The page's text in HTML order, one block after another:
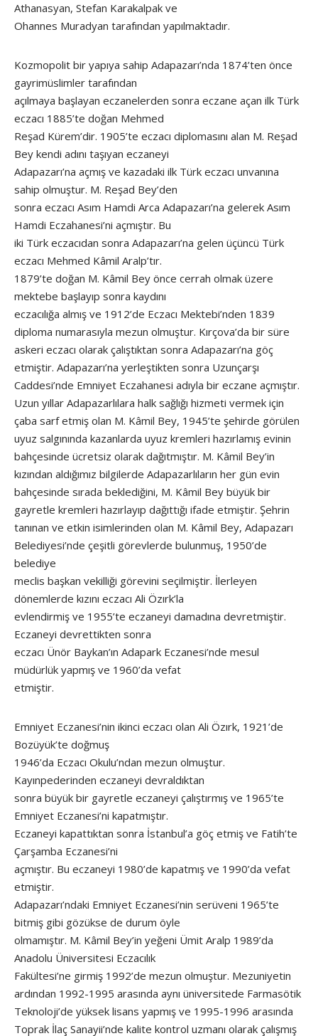
Athanasyan, Stefan Karakalpak ve
Ohannes Muradyan tarafından yapılmaktadır.
Kozmopolit bir yapıya sahip Adapazarı’nda 1874’ten önce
gayrimüslimler tarafından
açılmaya başlayan eczanelerden sonra eczane açan ilk Türk
eczacı 1885’te doğan Mehmed
Reşad Kürem’dir. 1905’te eczacı diplomasını alan M. Reşad
Bey kendi adını taşıyan eczaneyi
Adapazarı’na açmış ve kazadaki ilk Türk eczacı unvanına
sahip olmuştur. M. Reşad Bey’den
sonra eczacı Asım Hamdi Arca Adapazarı’na gelerek Asım
Hamdi Eczahanesi’ni açmıştır. Bu
iki Türk eczacıdan sonra Adapazarı’na gelen üçüncü Türk
eczacı Mehmed Kâmil Aralp’tır.
1879’te doğan M. Kâmil Bey önce cerrah olmak üzere
mektebe başlayıp sonra kaydını
eczacılığa almış ve 1912’de Eczacı Mektebi’nden 1839
diploma numarasıyla mezun olmuştur. Kırçova’da bir süre
askeri eczacı olarak çalıştıktan sonra Adapazarı’na göç
etmiştir. Adapazarı’na yerleştikten sonra Uzunçarşı
Caddesi’nde Emniyet Eczahanesi adıyla bir eczane açmıştır.
Uzun yıllar Adapazarlılara halk sağlığı hizmeti vermek için
çaba sarf etmiş olan M. Kâmil Bey, 1945’te şehirde görülen
uyuz salgınında kazanlarda uyuz kremleri hazırlamış evinin
bahçesinde ücretsiz olarak dağıtmıştır. M. Kâmil Bey’in
kızından aldığımız bilgilerde Adapazarlıların her gün evin
bahçesinde sırada beklediğini, M. Kâmil Bey büyük bir
gayretle kremleri hazırlayıp dağıttığı ifade etmiştir. Şehrin
tanınan ve etkin isimlerinden olan M. Kâmil Bey, Adapazarı
Belediyesi’nde çeşitli görevlerde bulunmuş, 1950’de
belediye
meclis başkan vekilliği görevini seçilmiştir. İlerleyen
dönemlerde kızını eczacı Ali Özırk’la
evlendirmiş ve 1955’te eczaneyi damadına devretmiştir.
Eczaneyi devrettikten sonra
eczacı Ünör Baykan’ın Adapark Eczanesi’nde mesul
müdürlük yapmış ve 1960’da vefat
etmiştir.
Emniyet Eczanesi’nin ikinci eczacı olan Ali Özırk, 1921’de
Bozüyük’te doğmuş
1946’da Eczacı Okulu’ndan mezun olmuştur.
Kayınpederinden eczaneyi devraldıktan
sonra büyük bir gayretle eczaneyi çalıştırmış ve 1965’te
Emniyet Eczanesi’ni kapatmıştır.
Eczaneyi kapattıktan sonra İstanbul’a göç etmiş ve Fatih’te
Çarşamba Eczanesi’ni
açmıştır. Bu eczaneyi 1980’de kapatmış ve 1990’da vefat
etmiştir.
Adapazarı’ndaki Emniyet Eczanesi’nin serüveni 1965’te
bitmiş gibi gözükse de durum öyle
olmamıştır. M. Kâmil Bey’in yeğeni Ümit Aralp 1989’da
Anadolu Üniversitesi Eczacılık
Fakültesi’ne girmiş 1992’de mezun olmuştur. Mezuniyetin
ardından 1992-1995 arasında aynı üniversitede Farmasötik
Teknoloji’de yüksek lisans yapmış ve 1995-1996 arasında
Toprak İlaç Sanayii’nde kalite kontrol uzmanı olarak çalışmış